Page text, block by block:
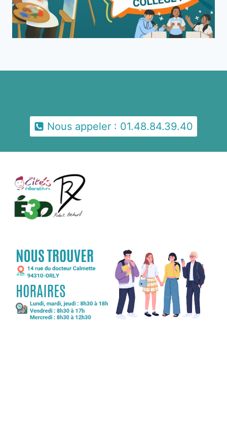
Nous appeler : 01.48.84.39.40